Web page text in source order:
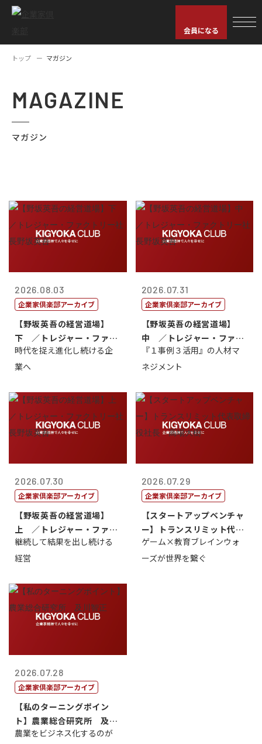
会員になる
トップ マガジン
MAGAZINE
マガジン
2026.08.03
企業家倶楽部アーカイブ
【野坂英吾の経営道場】
下 ／トレジャー・ファク
トリー社長野坂...
時代を捉え進化し続ける企
業へ
2026.07.31
企業家倶楽部アーカイブ
【野坂英吾の経営道場】
中 ／トレジャー・ファク
トリー社長野坂...
『１事例３活用』の人材マ
ネジメント
2026.07.30
企業家倶楽部アーカイブ
【野坂英吾の経営道場】
上 ／トレジャー・ファク
トリー社長野坂...
継続して結果を出し続ける
経営
2026.07.29
企業家倶楽部アーカイブ
【スタートアップベンチャ
ー】トランスリミット代表
取締役社長 ...
ゲーム×教育ブレインウォ
ーズが世界を繋ぐ
2026.07.28
企業家倶楽部アーカイブ
【私のターニングポイン
ト】農業総合研究所 及川
智正
農業をビジネス化するのが